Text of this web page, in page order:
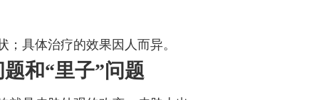
具体治疗的效果因人而异。
和“里子”问题